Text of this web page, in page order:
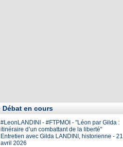
Débat en cours
#LeonLANDINI - #FTPMOI - "Léon par Gilda :
itinéraire d’un combattant de la liberté"
Entretien avec Gilda LANDINI, historienne - 21
avril 2026